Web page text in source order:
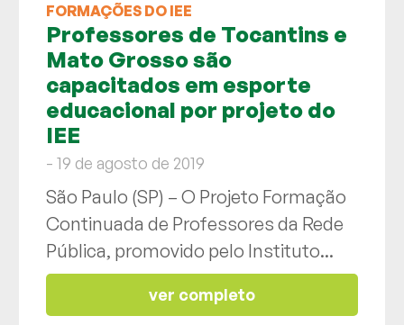
FORMAÇÕES DO IEE
Professores de Tocantins e
Mato Grosso são
capacitados em esporte
educacional por projeto do
IEE
- 19 de agosto de 2019
São Paulo (SP) – O Projeto Formação
Continuada de Professores da Rede
Pública, promovido pelo Instituto...
ver completo